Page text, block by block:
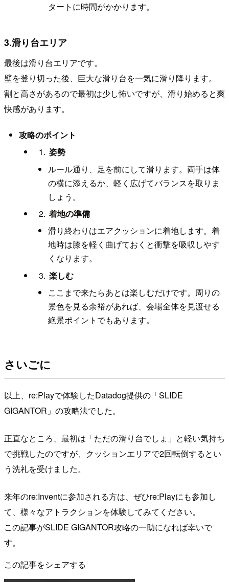
タートに時間がかかります。
3.滑り台エリア
最後は滑り台エリアです。
壁を登り切った後、巨大な滑り台を一気に滑り降ります。
割と高さがあるので最初は少し怖いですが、滑り始めると爽
快感があります。
攻略のポイント
姿勢
ルール通り、足を前にして滑ります。両手は体
の横に添えるか、軽く広げてバランスを取りま
しょう。
着地の準備
滑り終わりはエアクッションに着地します。着
地時は膝を軽く曲げておくと衝撃を吸収しやす
くなります。
楽しむ
ここまで来たらあとは楽しむだけです。周りの
景色を見る余裕があれば、会場全体を見渡せる
絶景ポイントでもあります。
さいごに
以上、re:Playで体験したDatadog提供の「SLIDE
GIGANTOR」の攻略法でした。
正直なところ、最初は「ただの滑り台でしょ」と軽い気持ち
で挑戦したのですが、クッションエリアで2回転倒するとい
う洗礼を受けました。
来年のre:Inventに参加される方は、ぜひre:Playにも参加し
て、様々なアトラクションを体験してみてください。
この記事がSLIDE GIGANTOR攻略の一助になれば幸いで
す。
この記事をシェアする